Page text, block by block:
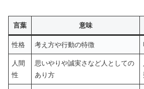
言葉 意味
性格 考え方や行動の特徴
人間
性
思いやりや誠実さなど人としての
あり方